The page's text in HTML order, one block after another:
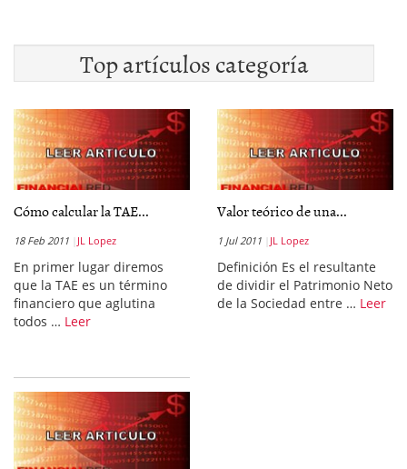
Top artículos categoría
Cómo calcular la TAE...
18 Feb 2011 JL Lopez
En primer lugar diremos
que la TAE es un término
financiero que aglutina
todos … Leer
Valor teórico de una...
1 Jul 2011 JL Lopez
Definición Es el resultante
de dividir el Patrimonio Neto
de la Sociedad entre … Leer